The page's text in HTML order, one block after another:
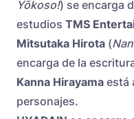
Yōkoso!) se encarga
estudios TMS
Mitsutaka Hirota (
encarga de la
Kanna Hirayama está
personajes.